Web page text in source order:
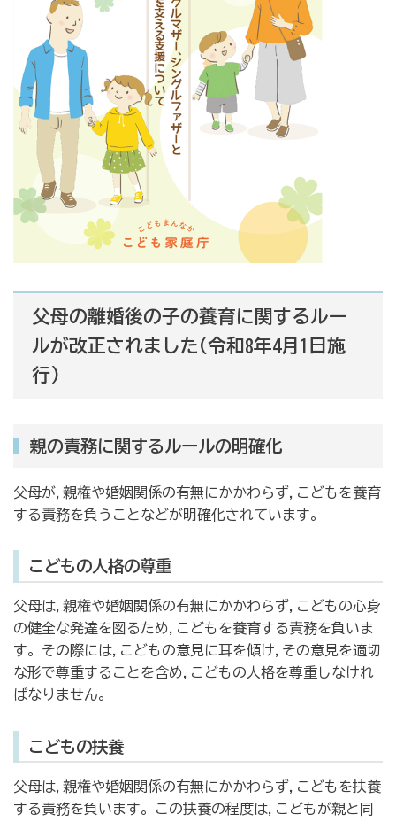
父母の離婚後の子の養育に関するルー
ルが改正されました(令和8年4月1日施
行)
親の責務に関するルールの明確化
父母が,親権や婚姻関係の有無にかかわらず,こどもを養育
する責務を負うことなどが明確化されています。
こどもの人格の尊重
父母は,親権や婚姻関係の有無にかかわらず,こどもの心身
の健全な発達を図るため,こどもを養育する責務を負いま
す。その際には,こどもの意見に耳を傾け,その意見を適切
な形で尊重することを含め,こどもの人格を尊重しなけれ
ばなりません。
こどもの扶養
父母は,親権や婚姻関係の有無にかかわらず,こどもを扶養
する責務を負います。この扶養の程度は,こどもが親と同